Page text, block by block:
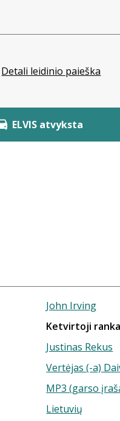
Detali leidinio paieška
ELVIS atvyksta
John Irving
Ketvirtoji ranka
Justinas Rekus
Vertėjas (-a)
MP3 (garso
Lietuvių